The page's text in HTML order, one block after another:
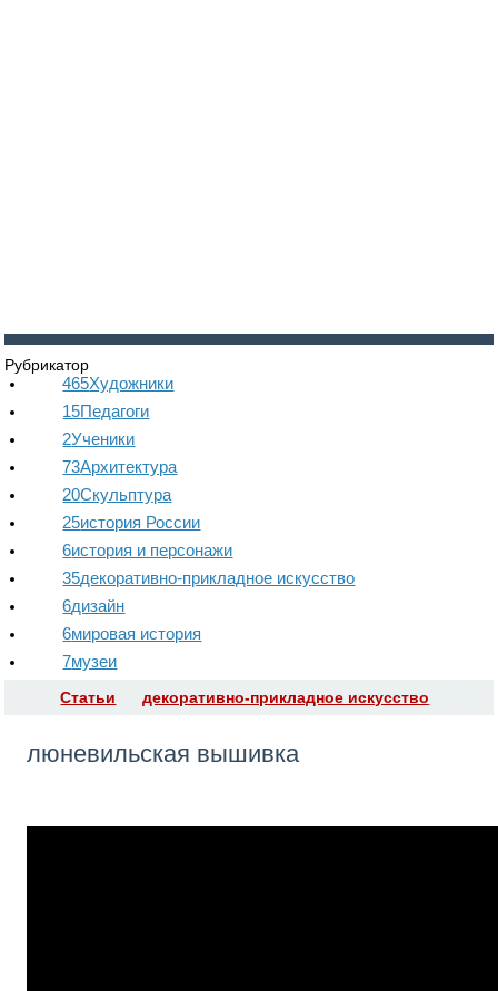
Рубрикатор
465Художники
15Педагоги
2Ученики
73Архитектура
20Скульптура
25история России
6история и персонажи
35декоративно-прикладное искусство
6дизайн
6мировая история
7музеи
Статьи декоративно-прикладное искусство
люневильская вышивка